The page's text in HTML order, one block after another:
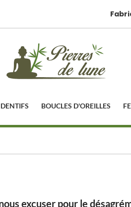
BOUCLES D'OREILLES
excuser pour le